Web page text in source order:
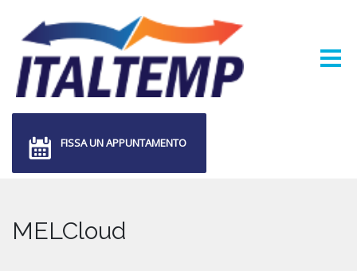
FISSA UN APPUNTAMENTO
MELCloud